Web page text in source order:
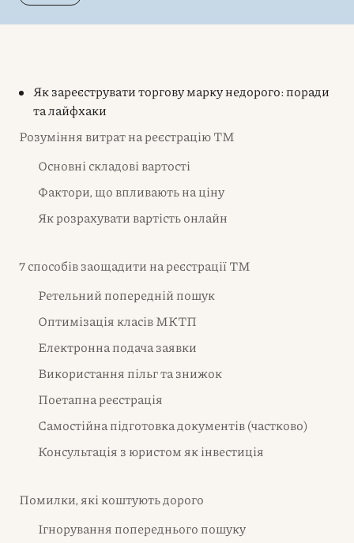
Як зареєструвати торгову марку недорого: поради
та лайфхаки
Розуміння витрат на реєстрацію ТМ
Основні складові вартості
Фактори, що впливають на ціну
Як розрахувати вартість онлайн
7 способів заощадити на реєстрації ТМ
Ретельний попередній пошук
Оптимізація класів МКТП
Електронна подача заявки
Використання пільг та знижок
Поетапна реєстрація
Самостійна підготовка документів (частково)
Консультація з юристом як інвестиція
Помилки, які коштують дорого
Ігнорування попереднього пошуку